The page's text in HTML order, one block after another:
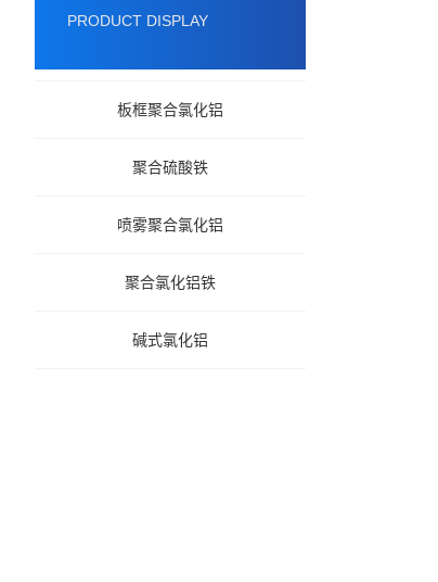
PRODUCT DISPLAY
板框聚合氯化铝
聚合硫酸铁
喷雾聚合氯化铝
聚合氯化铝铁
碱式氯化铝